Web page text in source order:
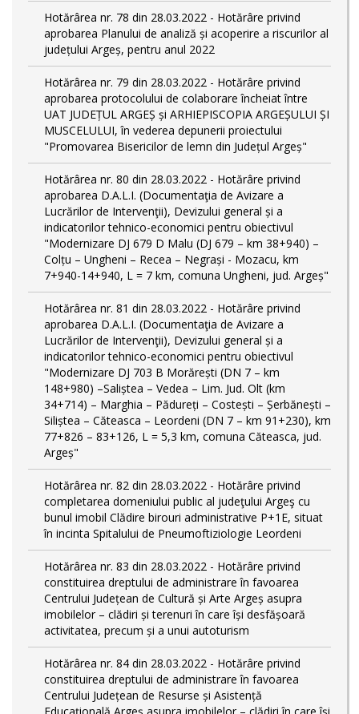
Hotărârea nr. 78 din 28.03.2022 - Hotărâre privind
aprobarea Planului de analiză și acoperire a riscurilor al
județului Argeș, pentru anul 2022
Hotărârea nr. 79 din 28.03.2022 - Hotărâre privind
aprobarea protocolului de colaborare încheiat între
UAT JUDEȚUL ARGEȘ și ARHIEPISCOPIA ARGEȘULUI ȘI
MUSCELULUI, în vederea depunerii proiectului
"Promovarea Bisericilor de lemn din Județul Argeș"
Hotărârea nr. 80 din 28.03.2022 - Hotărâre privind
aprobarea D.A.L.I. (Documentaţia de Avizare a
Lucrărilor de Intervenţii), Devizului general și a
indicatorilor tehnico-economici pentru obiectivul
"Modernizare DJ 679 D Malu (DJ 679 – km 38+940) –
Colțu – Ungheni – Recea – Negrași - Mozacu, km
7+940-14+940, L = 7 km, comuna Ungheni, jud. Argeș"
Hotărârea nr. 81 din 28.03.2022 - Hotărâre privind
aprobarea D.A.L.I. (Documentaţia de Avizare a
Lucrărilor de Intervenţii), Devizului general și a
indicatorilor tehnico-economici pentru obiectivul
"Modernizare DJ 703 B Morărești (DN 7 – km
148+980) –Saliștea – Vedea – Lim. Jud. Olt (km
34+714) – Marghia – Pădureți – Costești – Șerbănești –
Siliștea – Căteasca – Leordeni (DN 7 – km 91+230), km
77+826 – 83+126, L = 5,3 km, comuna Căteasca, jud.
Argeș"
Hotărârea nr. 82 din 28.03.2022 - Hotărâre privind
completarea domeniului public al judeţului Argeş cu
bunul imobil Clădire birouri administrative P+1E, situat
în incinta Spitalului de Pneumoftiziologie Leordeni
Hotărârea nr. 83 din 28.03.2022 - Hotărâre privind
constituirea dreptului de administrare în favoarea
Centrului Județean de Cultură și Arte Argeș asupra
imobilelor – clădiri și terenuri în care își desfășoară
activitatea, precum și a unui autoturism
Hotărârea nr. 84 din 28.03.2022 - Hotărâre privind
constituirea dreptului de administrare în favoarea
Centrului Județean de Resurse și Asistență